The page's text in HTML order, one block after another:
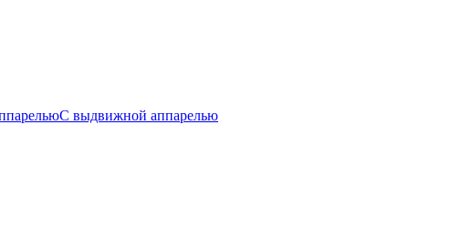
С выдвижной аппарелью